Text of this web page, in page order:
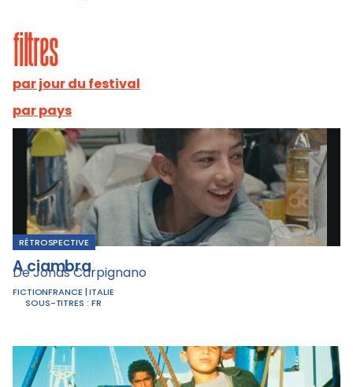
filtres
par jour du festival
par pays
RÉTROSPECTIVE
A ciambra
De Jonas Carpignano
FICTIONFRANCE | ITALIE
SOUS-TITRES : FR